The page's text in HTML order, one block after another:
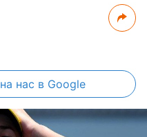
на нас в Google